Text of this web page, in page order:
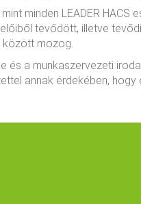
minden LEADER HACS
tevődött, illetve
között mozog.
és a munkaszervezeti
annak érdekében,